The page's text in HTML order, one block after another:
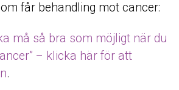
får behandling mot cancer:
må så bra som möjligt när du
– klicka här för att
.